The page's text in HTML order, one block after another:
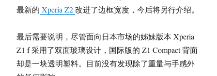
最新的 Xperia Z2改进了边框宽度，今后将另行介绍。
最后需要说明，尽管面向日本市场的姊妹版本 Xperia
Z1 f 采用了双面玻璃设计，国际版的 Z1 Compact 背面
却是一块透明塑料。目前没有发现除了重量与手感外